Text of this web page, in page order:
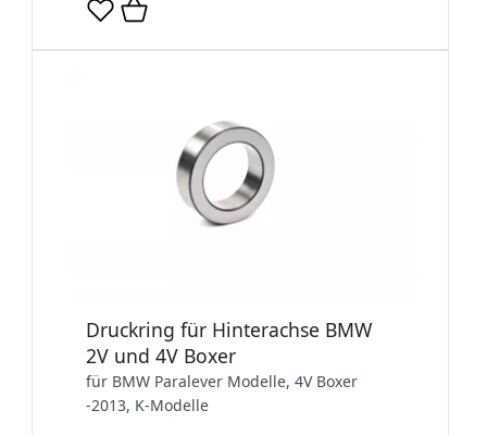
Druckring für Hinterachse BMW
2V und 4V Boxer
für BMW Paralever Modelle, 4V Boxer
-2013, K-Modelle